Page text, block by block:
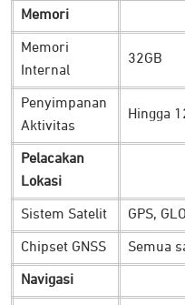
Distance to Destination:
Deviate Alert:
keluar dari jalur.
memudahkan saat
semula.
Checkpoint:
memudahkan navigasi
Exact GPS Coordinate:
akurat, termasuk
ketinggian.
Sensor Heart Rate
Memori
Memori
Internal
32GB
Penyimpanan
Aktivitas
Hingga
Pelacakan
Lokasi
Sistem Satelit GPS,
Chipset GNSS Semua
Navigasi